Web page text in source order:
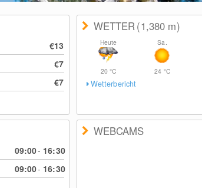
€13
€7
€7
09:00- 16:30
09:00- 16:30
WETTER(1,380 m)
Heute
20°C
Sa.
24 °C
Wetterbericht
WEBCAMS